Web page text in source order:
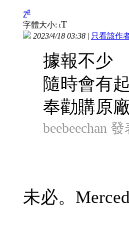
7#
字體大小: tT
2023/4/18 03:38 | 只看該作
據報不少
隨時會有
奉勸購原
beebeechan
未必。